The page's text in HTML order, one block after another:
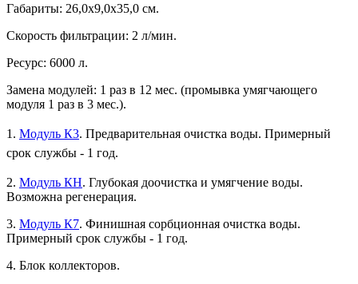
Габариты: 26,0х9,0х35,0 см.
Скорость фильтрации: 2 л/мин.
Ресурс: 6000 л.
Замена модулей: 1 раз в 12 мес. (промывка умягчающего
модуля 1 раз в 3 мес.).
1. Модуль К3. Предварительная очистка воды. Примерный
срок службы - 1 год.
2. Модуль КH. Глубокая доочистка и умягчение воды.
Возможна регенерация.
3. Модуль К7. Финишная сорбционная очистка воды.
Примерный срок службы - 1 год.
4. Блок коллекторов.